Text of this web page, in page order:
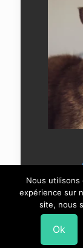
Nous utilisons
expérience sur
site, nous
Ok